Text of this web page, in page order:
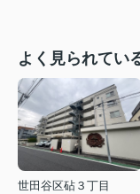
よく見られてい
世田谷区砧３丁目